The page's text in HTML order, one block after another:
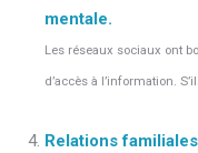
mentale.
Les réseaux sociaux ont
d’accès à l’information.
Relations